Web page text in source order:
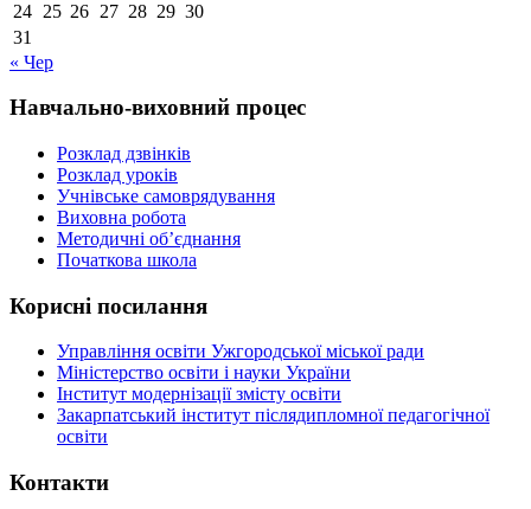
24 25 26 27 28 29 30
31
« Чер
Навчально-виховний процес
Розклад дзвінків
Розклад уроків
Учнівське самоврядування
Виховна робота
Методичні об’єднання
Початкова школа
Корисні посилання
Управління освіти Ужгородської міської ради
Міністерство освіти і науки України
Інститут модернізації змісту освіти
Закарпатський інститут післядипломної педагогічної
освіти
Контакти